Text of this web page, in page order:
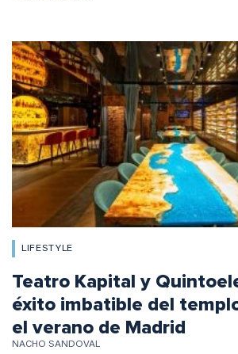
LIFESTYLE
Teatro Kapital y
éxito imbatible del
el verano de Madrid
NACHO SANDOVAL